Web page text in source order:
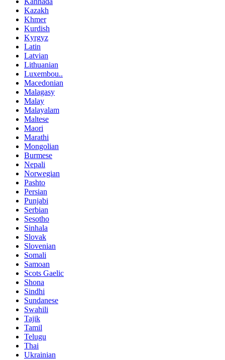
Kazakh
Khmer
Kurdish
Kyrgyz
Latin
Latvian
Lithuanian
Luxembou..
Macedonian
Malagasy
Malay
Malayalam
Maltese
Maori
Marathi
Mongolian
Burmese
Nepali
Norwegian
Pashto
Persian
Punjabi
Serbian
Sesotho
Sinhala
Slovak
Slovenian
Somali
Samoan
Scots Gaelic
Shona
Sindhi
Sundanese
Swahili
Tajik
Tamil
Telugu
Thai
Ukrainian